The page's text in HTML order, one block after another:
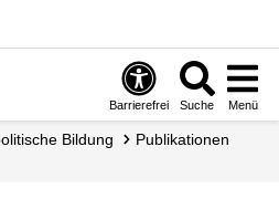
Barrierefrei Suche Menü
Bildung
Publikationen